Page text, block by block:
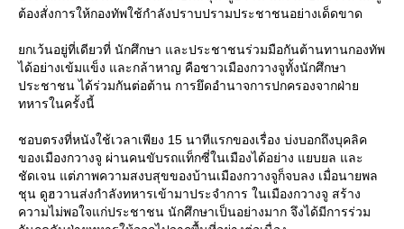
ต้องสั่งการให้กองทัพใช้กำลังปราบปรามประชาชนอย่างเด็ดขาด
กเว้นอยู่ที่เดียวที่ นักศึกษา และประชาชนร่วมมือกันต้านทานกองทัพ
ได้อย่างเข้มแข็ง และกล้าหาญ คือชาวเมืองกวางจูทั้งนักศึกษา
ประชาชน ได้ร่วมกันต่อต้าน การยึดอำนาจการปกครองจากฝ่า
ทหารในครั้งนี้
ชอบตรงที่หนังใช้เวลาเพียง 15 นาทีแรกของเรื่อง บ่งบอกถึงบุคลิค
ของเมืองกวางจู ผ่านคนขับรถแท็กซี่ในเมืองได้อย่าง แยบยล และ
ชัดเจน แต่ภาพความสงบสุขของบ้านเมืองกวางจูก็จบลง เมื่อนายพล
ชุน ดูฮวานส่งกำลังทหารเข้ามาประจำการ ในเมืองกวางจู สร้าง
ความไม่พอใจแก่ประชาชน นักศึกษาเป็นอย่างมาก จึงได้มีการร่วม